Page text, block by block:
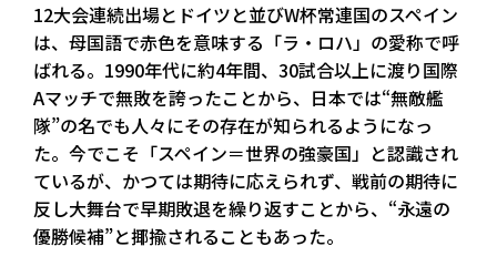
12大会連続出場とドイツと並びW杯常連国のスペイン
は、母国語で赤色を意味する「ラ・ロハ」の愛称で呼
ばれる。1990年代に約4年間、30試合以上に渡り国際
Aマッチで無敗を誇ったことから、日本では“無敵艦
隊”の名でも人々にその存在が知られるようになっ
た。今でこそ「スペイン＝世界の強豪国」と認識され
ているが、かつては期待に応えられず、戦前の期待に
反し大舞台で早期敗退を繰り返すことから、“永遠の
優勝候補”と揶揄されることもあった。